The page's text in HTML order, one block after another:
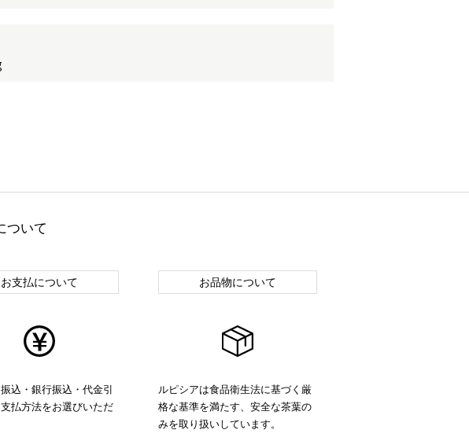
ついて
お支払について
込・銀行振込・代金引
払方法をお選びいただ
お品物について
ルピシアは食品衛生法に基づく厳
格な基準を満たす、安全な茶葉の
みを取り扱いしています。